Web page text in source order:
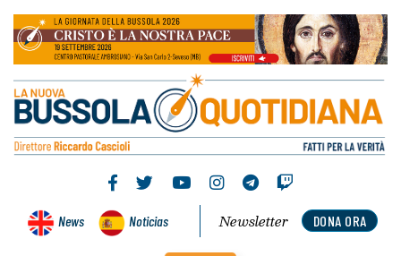
News Noticias DONA ORA
Newsletter